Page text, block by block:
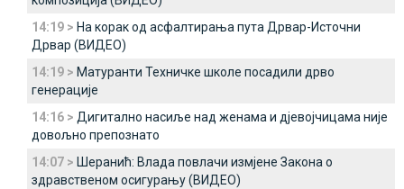
14:19 > На корак од асфалтирања пута Дрвар-Источни
Дрвар (ВИДЕО)
14:19 > Матуранти Техничке школе посадили дрво
генерације
14:16 > Дигитално насиље над женама и дјевојчицама није
довољно препознато
14:07 > Шеранић: Влада повлачи измјене Закона о
здравственом осигурању (ВИДЕО)